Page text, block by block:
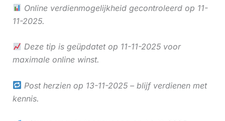
Online verdienmogelijkheid gecontroleerd op 11-
11-2025.
Deze tip is geüpdatet op 11-11-2025 voor
maximale online winst.
Post herzien op 13-11-2025 – blijf verdienen met
kennis.